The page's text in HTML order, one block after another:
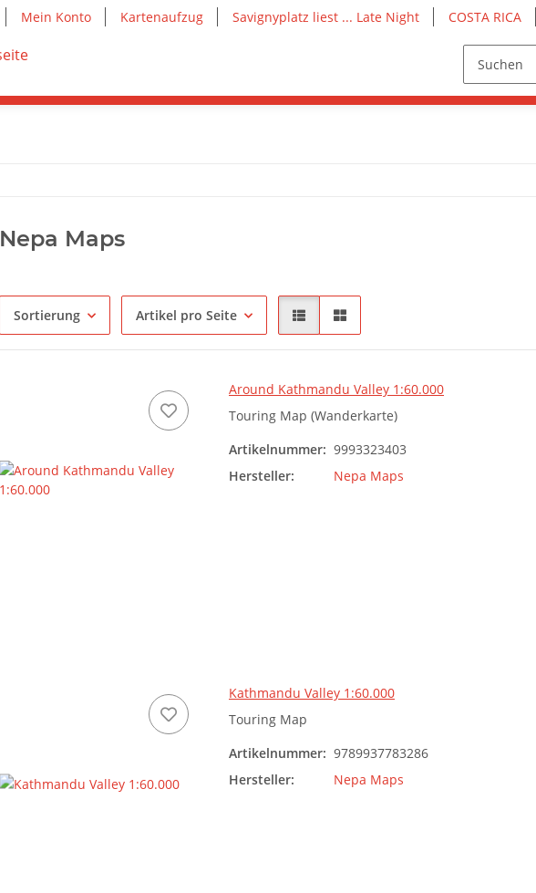
Mein Konto Kartenaufzug Savignyplatz liest ... Late Night COSTA RICA
Nepa Maps
Sortierung Artikel pro Seite
Around Kathmandu Valley 1:60.000
Touring Map (Wanderkarte)
Artikelnummer: 9993323403
Hersteller:
Nepa Maps
Kathmandu Valley 1:60.000
Touring Map
Artikelnummer: 9789937783286
Hersteller:
Nepa Maps